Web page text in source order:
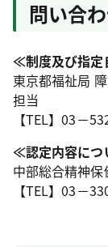
問い合
≪制度及び指定
東京都福祉局
担当
【TEL】03－
≪認定内容に
中部総合精神
【TEL】03－